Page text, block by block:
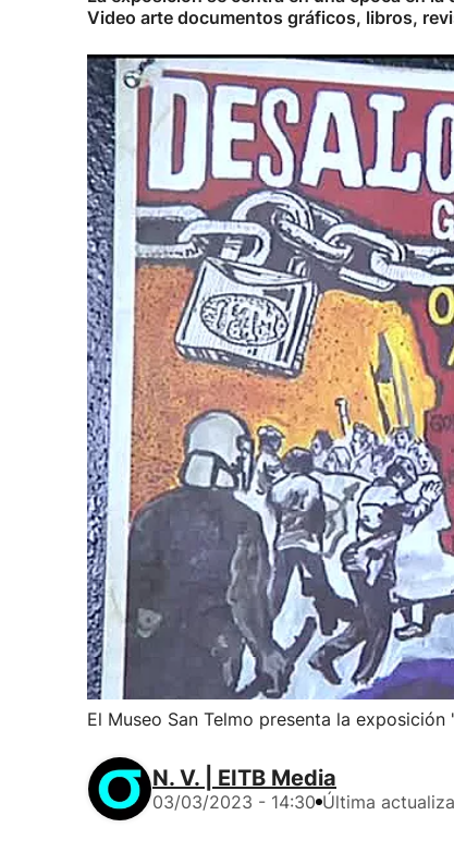
Video arte documentos gráficos, libros,
El Museo San Telmo presenta la exposición
N. V. | EITB Media
03/03/2023 - 14:30 Última